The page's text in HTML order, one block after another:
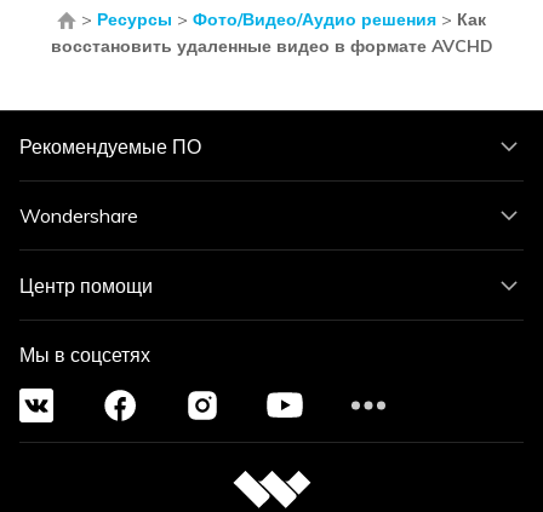
> Ресурсы > Фото/Видео/Аудио решения > Как
восстановить удаленные видео в формате AVCHD
Рекомендуемые ПО
Wondershare
Центр помощи
Мы в соцсетях